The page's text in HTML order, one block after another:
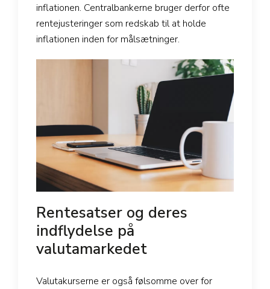
inflationen. Centralbankerne bruger derfor ofte
rentejusteringer som redskab til at holde
inflationen inden for målsætninger.
Rentesatser og deres
indflydelse på
valutamarkedet
Valutakurserne er også følsomme over for